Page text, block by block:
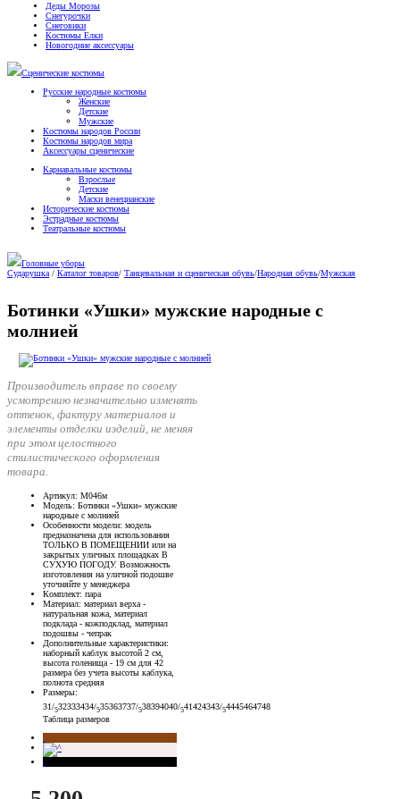
Деды Морозы
Снегурочки
Снеговики
Костюмы Елки
Новогодние аксессуары
Сценические костюмы
Русские народные костюмы
Женские
Детские
Мужские
Костюмы народов России
Костюмы народов мира
Аксессуары сценические
Карнавальные костюмы
Взрослые
Детские
Маски венецианские
Исторические костюмы
Эстрадные костюмы
Театральные костюмы
Головные уборы
Сударушка / Каталог товаров/ Танцевальная и сценическая обувь/Народная обувь/Мужская
Ботинки «Ушки» мужские народные с
молнией
Производитель вправе по своему
усмотрению незначительно изменять
оттенок, фактуру материалов и
элементы отделки изделий, не меняя
при этом целостного
стилистического оформления
товара.
Артикул: М046м
Модель: Ботинки «Ушки» мужские
народные с молнией
Особенности модели: модель
предназначена для использования
ТОЛЬКО В ПОМЕЩЕНИИ или на
закрытых уличных площадках В
СУХУЮ ПОГОДУ. Возможность
изготовления на уличной подошве
уточняйте у менеджера
Комплект: пара
Материал: материал верха -
натуральная кожа, материал
подклада - кожподклад, материал
подошвы - чепрак
Дополнительные характеристики:
наборный каблук высотой 2 см,
высота голенища - 19 см для 42
размера без учета высоты каблука,
полнота средняя
Размеры:
31/532333434/535363737/538394040/541424343/54445464748
Таблица размеров